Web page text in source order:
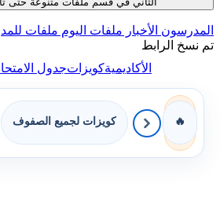
المدرسون الأخبار ملفات اليوم ملفات
تم نسخ الرابط
الأكاديميةكويزاتجدول
🔥 كويزات لجميع الصفوف